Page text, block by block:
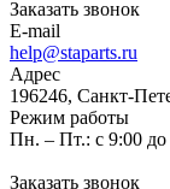
Заказать звонок
E-mail
help@staparts.ru
Адрес
196246, Санкт-
Режим работы
Пн. – Пт.: с 9:00 до
Заказать звонок